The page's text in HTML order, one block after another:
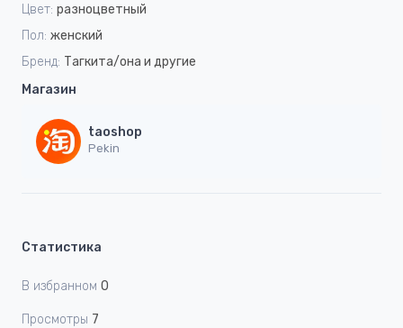
Цвет: разноцветный
Пол: женский
Бренд: Тагкита/она и другие
Магазин
taoshop
Pekin
Статистика
В избранном 0
Просмотры 7